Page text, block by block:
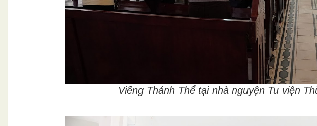
Viếng Thánh Thể tại nhà nguyện Tu viện